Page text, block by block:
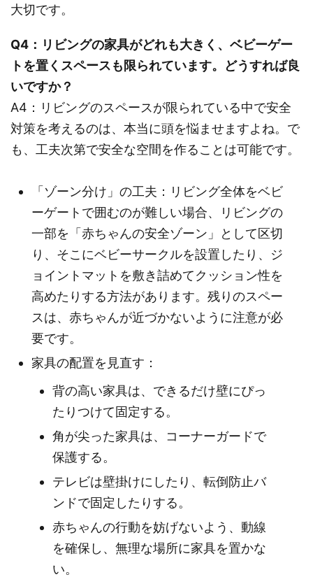
大切です。
Q4：リビングの家具がどれも大きく、ベビーゲー
トを置くスペースも限られています。どうすれば良
いですか？
A4：リビングのスペースが限られている中で安全
対策を考えるのは、本当に頭を悩ませますよね。で
も、工夫次第で安全な空間を作ることは可能です。
「ゾーン分け」の工夫：リビング全体をベビ
ーゲートで囲むのが難しい場合、リビングの
一部を「赤ちゃんの安全ゾーン」として区切
り、そこにベビーサークルを設置したり、ジ
ョイントマットを敷き詰めてクッション性を
高めたりする方法があります。残りのスペー
スは、赤ちゃんが近づかないように注意が必
要です。
家具の配置を見直す：
背の高い家具は、できるだけ壁にぴっ
たりつけて固定する。
角が尖った家具は、コーナーガードで
保護する。
テレビは壁掛けにしたり、転倒防止バ
ンドで固定したりする。
赤ちゃんの行動を妨げないよう、動線
を確保し、無理な場所に家具を置かな
い。